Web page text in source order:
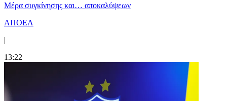
Mέρα συγκίνησης και… αποκαλύψεων
ΑΠΟΕΛ
|
13:22